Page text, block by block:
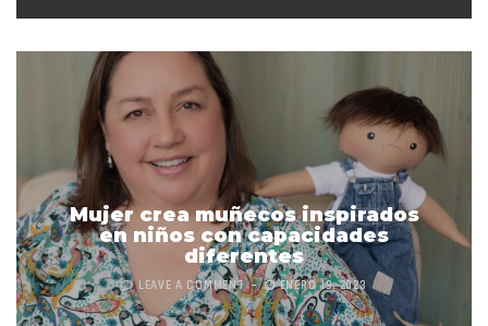
Mujer crea muñecos inspirados
en niños con capacidades
diferentes
LEAVE A COMMENT ENERO 19, 2023